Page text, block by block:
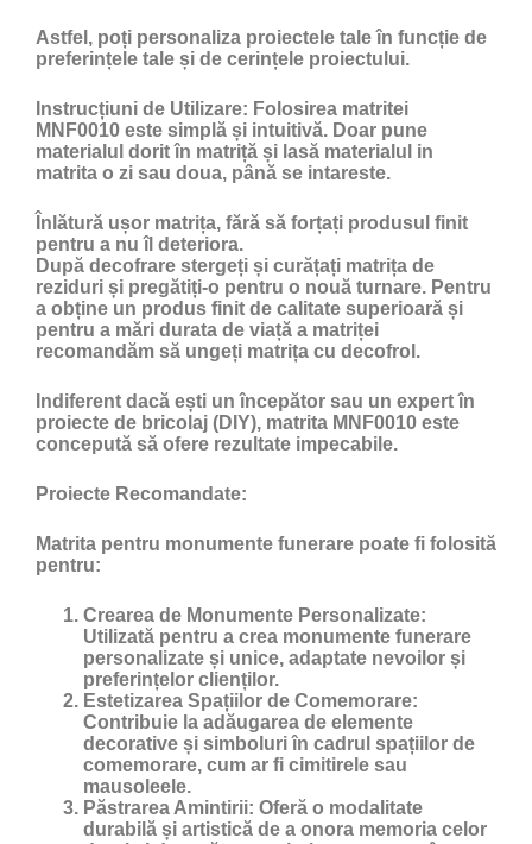
Astfel, poți personaliza proiectele tale în funcție de
preferințele tale și de cerințele proiectului.
Instrucțiuni de Utilizare: Folosirea matritei
MNF0010 este simplă și intuitivă. Doar pune
materialul dorit în matriță și lasă materialul in
matrita o zi sau doua, până se intareste.
Înlătură ușor matrița, fără să forțați produsul finit
pentru a nu îl deteriora.
După decofrare stergeți și curățați matrița de
reziduri și pregătiți-o pentru o nouă turnare. Pentru
a obține un produs finit de calitate superioară și
pentru a mări durata de viață a matriței
recomandăm să ungeți matrița cu decofrol .
Indiferent dacă ești un începător sau un expert în
proiecte de bricolaj (DIY), matrita MNF0010 este
concepută să ofere rezultate impecabile.
Proiecte Recomandate:
Matrita pentru monumente funerare poate fi folosită
pentru:
Crearea de Monumente Personalizate:
Utilizată pentru a crea monumente funerare
personalizate și unice, adaptate nevoilor și
preferințelor clienților.
Estetizarea Spațiilor de Comemorare:
Contribuie la adăugarea de elemente
decorative și simboluri în cadrul spațiilor de
comemorare, cum ar fi cimitirele sau
mausoleele.
Păstrarea Amintirii: Oferă o modalitate
durabilă și artistică de a onora memoria celor